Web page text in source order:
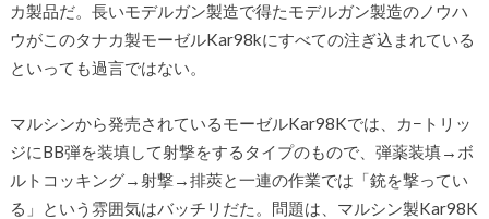
カ製品だ。長いモデルガン製造で得たモデルガン製造のノウハ
ウがこのタナカ製モーゼルKar98kにすべての注ぎ込まれている
といっても過言ではない。
マルシンから発売されているモーゼルKar98Kでは、カ−トリッ
ジにBB弾を装填して射撃をするタイプのもので、弾薬装填→ボ
ルトコッキング→射撃→排莢と一連の作業では「銃を撃ってい
る」という雰囲気はバッチリだた。問題は、マルシン製Kar98K